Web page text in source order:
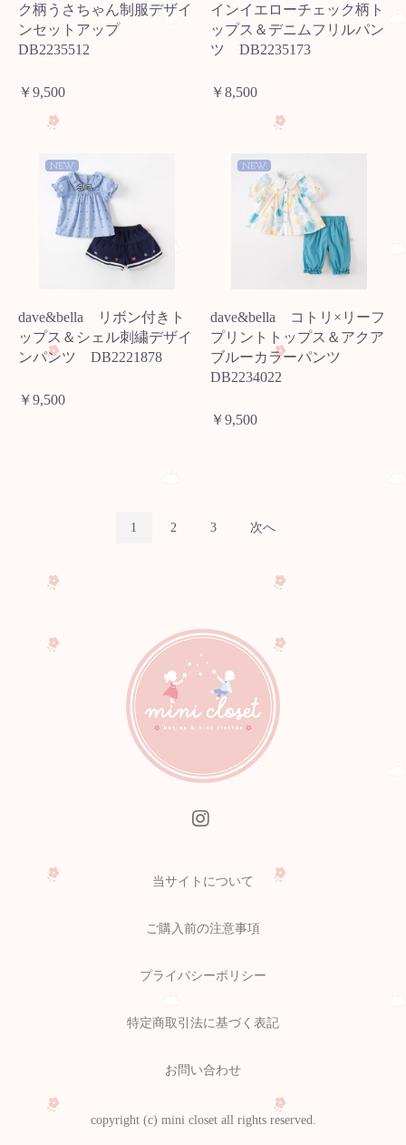
ク柄うさちゃん制服デザイ
ンセットアップ
DB2235512
￥9,500
インイエローチェック柄ト
ップス＆デニムフリルパン
ツ DB2235173
￥8,500
NEW
dave&bella リボン付きト
ップス＆シェル刺繍デザイ
ンパンツ DB2221878
￥9,500
NEW
dave&bella コトリ×リーフ
プリントトップス＆アクア
ブルーカラーパンツ
DB2234022
￥9,500
1 2 3 次へ
当サイトについて
ご購入前の注意事項
プライバシーポリシー
特定商取引法に基づく表記
お問い合わせ
copyright (c) mini closet all rights reserved.